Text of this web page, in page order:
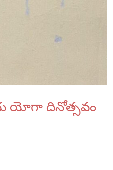
యోగా దినోత్సవం